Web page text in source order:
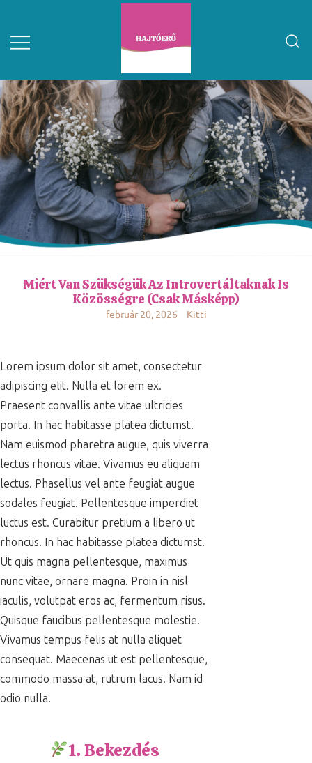
Miért Van Szükségük Az Introvertáltaknak Is
Közösségre (csak Másképp)
február 20, 2026 Kitti
Lorem ipsum dolor sit amet, consectetur
adipiscing elit. Nulla et lorem ex.
Praesent convallis ante vitae ultricies
porta. In hac habitasse platea dictumst.
Nam euismod pharetra augue, quis viverra
lectus rhoncus vitae. Vivamus eu aliquam
lectus. Phasellus vel ante feugiat augue
sodales feugiat. Pellentesque imperdiet
luctus est. Curabitur pretium a libero ut
rhoncus. In hac habitasse platea dictumst.
Ut quis magna pellentesque, maximus
nunc vitae, ornare magna. Proin in nisl
iaculis, volutpat eros ac, fermentum risus.
Quisque faucibus pellentesque molestie.
Vivamus tempus felis at nulla aliquet
consequat. Maecenas ut est pellentesque,
commodo massa at, rutrum lacus. Nam id
odio nulla.
1. Bekezdés